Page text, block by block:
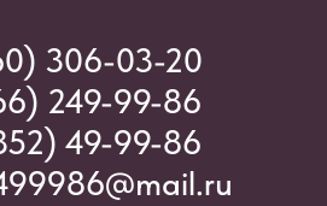
306-03-20
249-99-86
49-99-86